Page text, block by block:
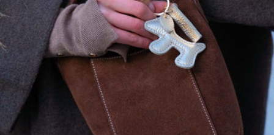
100% CASHMERE
Ne pas laver
Ne pas javelliser
Ne pas sécher en tambour
Repassage à température faible, max
110°C, (sur l'envers)
Nettoyage à sec délicat
Sécher à plat
Pour plus de conseils d'entretien rendez vous sur notre site
maisonheritage.fr